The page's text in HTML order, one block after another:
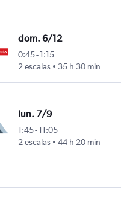
dom. 6/12
0:45-1:15
2 escalas
35 h 30 min
lun. 7/9
1:45-11:05
2 escalas
44 h 20 min